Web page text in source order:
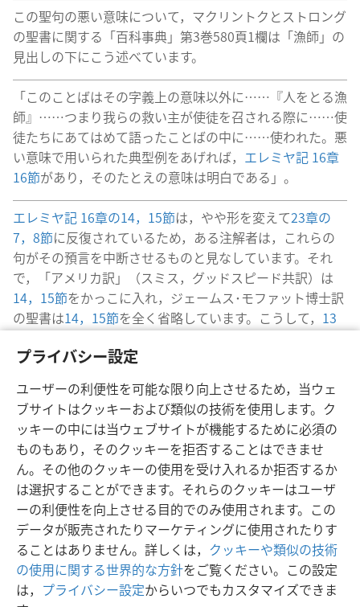
プライバシー設定
ユーザーの利便性を可能な限り向上させるため，当ウェ
ブサイトはクッキーおよび類似の技術を使用します。ク
ッキーの中には当ウェブサイトが機能するために必須の
ものもあり，そのクッキーを拒否することはできませ
ん。その他のクッキーの使用を受け入れるか拒否するか
は選択することができます。それらのクッキーはユーザ
ーの利便性を向上させる目的でのみ使用されます。この
データが販売されたりマーケティングに使用されたりす
ることはありません。詳しくは， クッキーや類似の技術
の使用に関する世界的な方針をご覧ください。この設定
は， プライバシー設定からいつでもカスタマイズできま
この聖句の悪い意味について，マクリントクとストロング
の聖書に関する「百科事典」第3巻580頁1欄は「漁師」の
見出しの下にこう述べています。
「このことばはその字義上の意味以外に……『人をとる漁
師』……つまり我らの救い主が使徒を召される際に……使
徒たちにあてはめて語ったことばの中に……使われた。悪
い意味で用いられた典型例をあげれば， エレミヤ記 16章
16節があり，そのたとえの意味は明白である」。
エレミヤ記 16章の14，15節は，やや形を変えて23章の
7，8節に反復されているため，ある注解者は，これらの
句がその預言を中断させるものと見なしています。それ
で，「アメリカ訳」（スミス，グッドスピード共訳）は
14，15節をかっこに入れ，ジェームス･モファット博士訳
の聖書は14，15節を全く省略しています。こうして， 13
イスラエルに対しては悪い意味をもつようになります。
日本語 シェアする 設定
Copyright © 2026 Watch Tower Bible and Tract Society of Pennsylvania
利用規約
プライバシーに関する方針 プライバシー設定
JW.ORG
ログイン